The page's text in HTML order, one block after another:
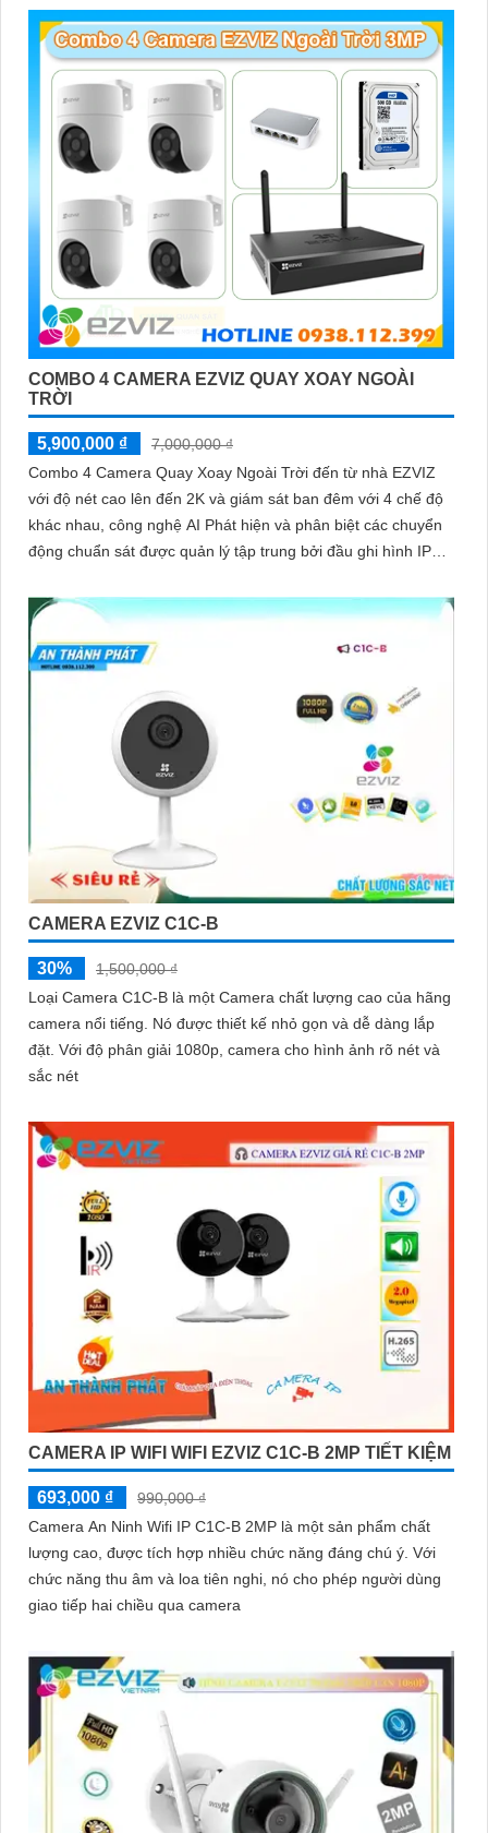
Hy vọng mẫu tư giới thiệu trên sẽ giúp bạn trong việc quảng bá
sản phẩm Camera Wifi Ezviz. Nếu có bất kỳ ý kiến hoặc cần sự
chỉnh sửa nào, bạn đừng ngần ngại để lại lời nhắn. Chúc bạn
thành công!
COMBO 4 CAMERA EZVIZ QUAY XOAY NGOÀI
TRỜI
5,900,000 ₫
7,000,000 ₫
Combo 4 Camera Quay Xoay Ngoài Trời đến từ nhà EZVIZ
với độ nét cao lên đến 2K và giám sát ban đêm với 4 chế độ
khác nhau, công nghệ AI Phát hiện và phân biệt các chuyển
động chuẩn sát được quản lý tập trung bởi đầu ghi hình IP
CAMERA EZVIZ C1C-B
30%
1,500,000 ₫
Loại Camera C1C-B là một Camera chất lượng cao của hãng
camera nổi tiếng. Nó được thiết kế nhỏ gọn và dễ dàng lắp
đặt. Với độ phân giải 1080p, camera cho hình ảnh rõ nét và
sắc nét
CAMERA IP WIFI WIFI EZVIZ C1C-B 2MP TIẾT KIỆM
693,000 ₫
990,000 ₫
Camera An Ninh Wifi IP C1C-B 2MP là một sản phẩm chất
lượng cao, được tích hợp nhiều chức năng đáng chú ý. Với
chức năng thu âm và loa tiên nghi, nó cho phép người dùng
giao tiếp hai chiều qua camera